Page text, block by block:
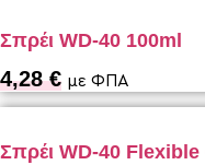
8,90 €
Σπρέι WD-40 100ml
4,28€ με ΦΠΑ
Σπρέι WD-40 Flexible